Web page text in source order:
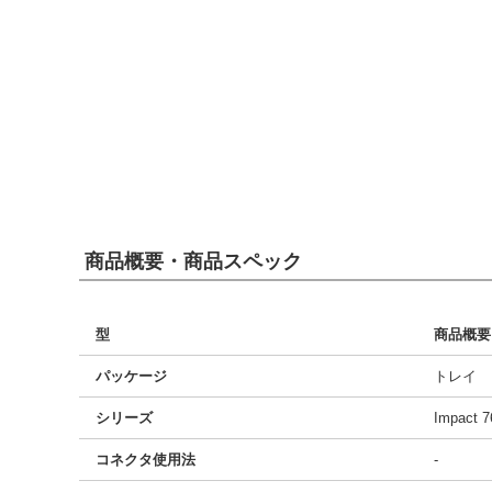
商品概要・商品スペック
型 商品概要
パッケージ トレイ
シリーズ Impact
コネクタ使用法 -